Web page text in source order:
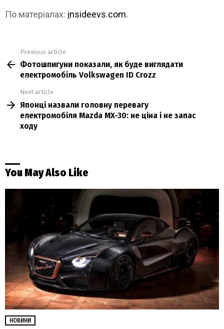
По матеріалах: insideevs.com.
more
Previous article
Фотошпигуни показали, як буде виглядати
електромобіль Volkswagen ID Crozz
Next article
Японці назвали головну перевагу
електромобіля Mazda MX-30: не ціна і не запас
ходу
You May Also Like
НОВИНИ